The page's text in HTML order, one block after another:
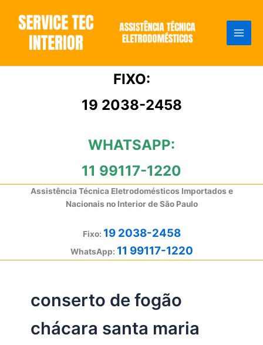
conteúdo
FIXO:
19 2038-2458
WHATSAPP:
11 99117-1220
Assistência Técnica Eletrodomésticos Importados e
Nacionais no Interior de São Paulo
Fixo: 19 2038-2458
WhatsApp: 11 99117-1220
conserto de fogão
chácara santa maria